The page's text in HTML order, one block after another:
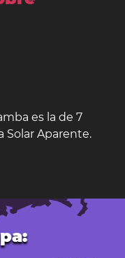
es la de 7
Solar Aparente.